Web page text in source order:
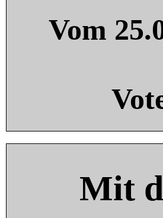
Vom
Mit